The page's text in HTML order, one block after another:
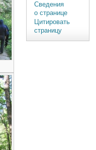
Сведения
о странице
Цитировать
страницу